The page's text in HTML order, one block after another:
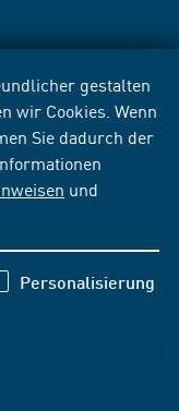
gestalten
wir Cookies. Wenn
Sie dadurch der
und
Personalisierung